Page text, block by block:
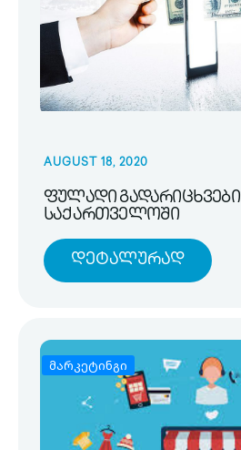
AUGUST 18, 2020
ფულადი გადარიცხვები
საქართველოში
Დეტალურად
მარკეტინგი